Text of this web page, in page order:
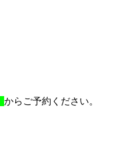
からご予約ください。